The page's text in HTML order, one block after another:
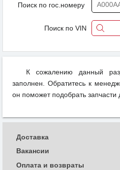
Поиск по гос.номеру
Поиск по VIN
К сожалению данный
заполнен. Обратитесь к
он поможет подобрать запчасти
Доставка
Вакансии
Оплата и возвраты